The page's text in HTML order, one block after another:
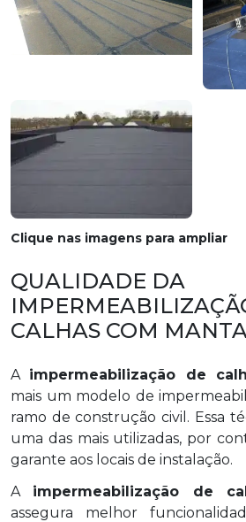
Clique nas imagens para ampliar
QUALIDADE DA
CALHAS COM MANTA
A impermeabilização de
mais um modelo de
ramo de construção civil. Essa
uma das mais utilizadas, por
garante aos locais de instalação.
A impermeabilização de
assegura melhor